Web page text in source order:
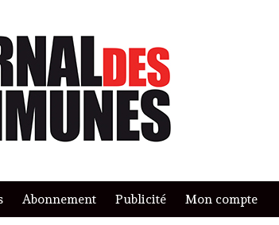
Abonnement Publicité Mon compte